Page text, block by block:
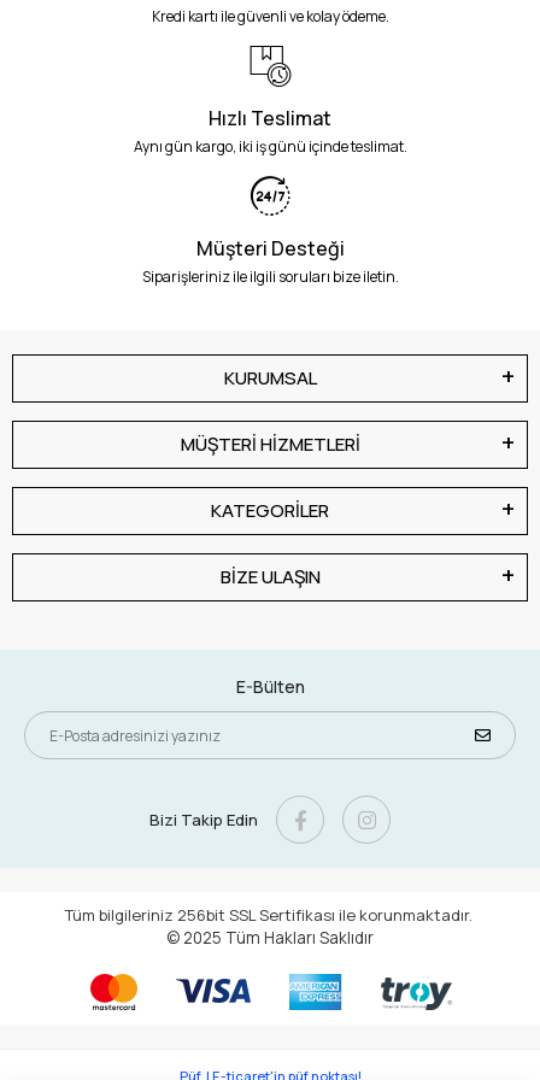
Kredi kartı ile güvenli ve kolay ödeme.
Hızlı Teslimat
Aynı gün kargo, iki iş günü içinde teslimat.
Müşteri Desteği
Siparişleriniz ile ilgili soruları bize iletin.
KURUMSAL
MÜŞTERİ HİZMETLERİ
KATEGORİLER
BİZE ULAŞIN
E-Bülten
Bizi Takip Edin
Tüm bilgileriniz 256bit SSL Sertifikası ile korunmaktadır.
© 2025 Tüm Hakları Saklıdır
Püf. | E-ticaret'in püf noktası!